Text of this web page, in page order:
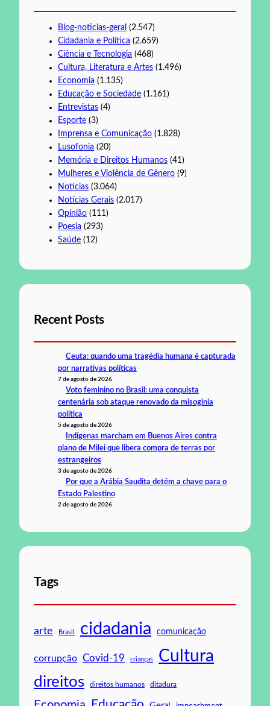
Blog-noticias-geral (2.547)
Cidadania e Política (2.659)
Ciência e Tecnologia (468)
Cultura, Literatura e Artes (1.496)
Economia (1.135)
Educação e Sociedade (1.161)
Entrevistas (4)
Esporte (3)
Imprensa e Comunicação (1.828)
Lusofonia (20)
Memória e Direitos Humanos (41)
Mulheres e Violência de Gênero (9)
Noticias (3.064)
Notícias Gerais (2.017)
Opinião (111)
Poesia (293)
Saúde (12)
Recent Posts
Ceuta: quando uma tragédia humana é capturada
por narrativas políticas
7 de agosto de 2026
Voto feminino no Brasil: uma conquista
centenária sob ataque renovado da misoginia
política
5 de agosto de 2026
Indígenas marcham em Buenos Aires contra
plano de Milei que libera compra de terras por
estrangeiros
3 de agosto de 2026
Por que a Arábia Saudita detém a chave para o
Estado Palestino
2 de agosto de 2026
Tags
arte Brasil cidadania comunicação
corrupção Covid-19 crianças Cultura
direitos direitos humanos ditadura